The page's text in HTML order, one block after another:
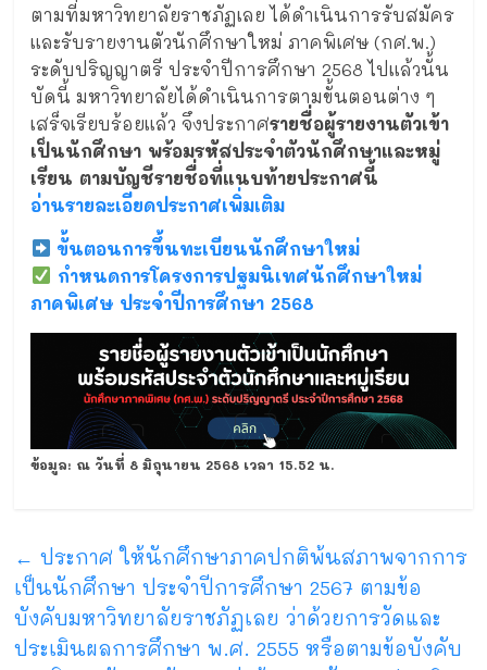
ตามที่มหาวิทยาลัยราชภัฏเลย ได้ดำเนินการรับสมัคร
และรับรายงานตัวนักศึกษาใหม่ ภาคพิเศษ (กศ.พ.)
ระดับปริญญาตรี ประจำปีการศึกษา 2568 ไปแล้วนั้น
บัดนี้ มหาวิทยาลัยได้ดำเนินการตามขั้นตอนต่าง ๆ
เสร็จเรียบร้อยแล้ว จึงประกาศรายชื่อผู้รายงานตัวเข้า
เป็นนักศึกษา พร้อมรหัสประจำตัวนักศึกษาและหมู่
เรียน ตามบัญชีรายชื่อที่แนบท้ายประกาศนี้
อ่านรายละเอียดประกาศเพิ่มเติม
ขั้นตอนการขึ้นทะเบียนนักศึกษาใหม่
กำหนดการโครงการปฐมนิเทศนักศึกษาใหม่
ภาคพิเศษ ประจำปีการศึกษา 2568
ข้อมูล: ณ วันที่ 8 มิถุนายน 2568 เวลา 15.52 น.
← ประกาศ ให้นักศึกษาภาคปกติพ้นสภาพจากการ
เป็นนักศึกษา ประจำปีการศึกษา 2567 ตามข้อ
บังคับมหาวิทยาลัยราชภัฏเลย ว่าด้วยการวัดและ
ประเมินผลการศึกษา พ.ศ. 2555 หรือตามข้อบังคับ